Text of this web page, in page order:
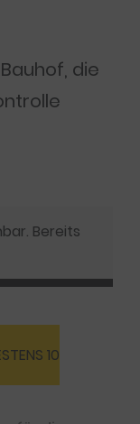
die
Bereits
10